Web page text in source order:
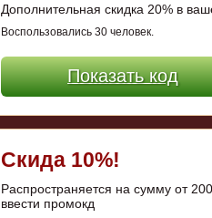
Дополнительная скидка 20% в
Воспользовались 30 человек.
Показать код
Скида 10%!
Распространяется на сумму от
ввести промокд